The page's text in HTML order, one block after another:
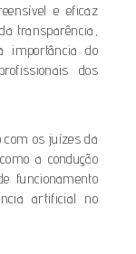
e eficaz
transparência,
importância do
dos
os juízes da
a condução
funcionamento
artificial no